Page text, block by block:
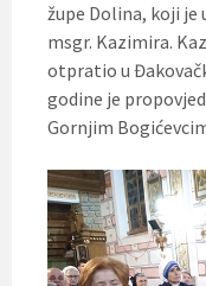
župe Dolina, koji je
msgr. Kazimira.
otpratio u
godine je
Gornjim